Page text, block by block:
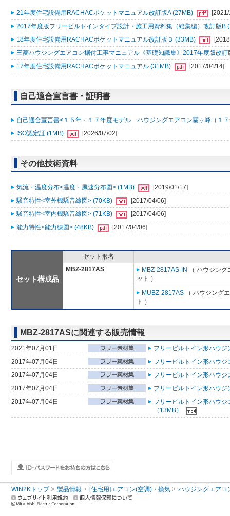
21年度住宅設備用RACHACポケットマニュアル改訂版A (27MB)
2017年度版フリービルトインタイプ設計・施工用資料集（総集編）改訂版B
18年度住宅設備用RACHACポケットマニュアル改訂版Ｂ (33MB)
三菱ハウジングエアコン据付工事マニュアル《基礎知識集》2017年度版改
17年度住宅設備用RACHACポケットマニュアル (31MB)
[2017/04/14]
自己適合宣言書・証明書
自己適合宣言書<１５年・１７年度モデル ハウジングエアコン霧ヶ峰（１
ISO認定証 (1MB)
[2026/07/02]
その他技術資料
気流・温度分布<温度・風速分布図> (1MB)
[2019/01/17]
騒音特性<室外機騒音線図> (70KB)
[2017/04/06]
騒音特性<室内機騒音線図> (71KB)
[2017/04/06]
能力特性<能力線図> (48KB)
[2017/04/06]
セット構成品
セット形名
MBZ-2817AS
MBZ-2817AS-IN
（ ハウジン
ット ）
MUBZ-2817AS （ ハウジング
ト ）
MBZ-2817ASに関連する販売情報
2021年07月01日
フリービルトイン形ハウ
2017年07月04日
フリービルトイン形ハウ
2017年07月04日
フリービルトイン形ハウ
2017年07月04日
フリービルトイン形ハウ
2017年07月04日
フリービルトイン形ハウ
（13MB）
WIN2Kトップ 製品情報 [住宅用]エアコン(空調)・換気 ハウジングエアコ